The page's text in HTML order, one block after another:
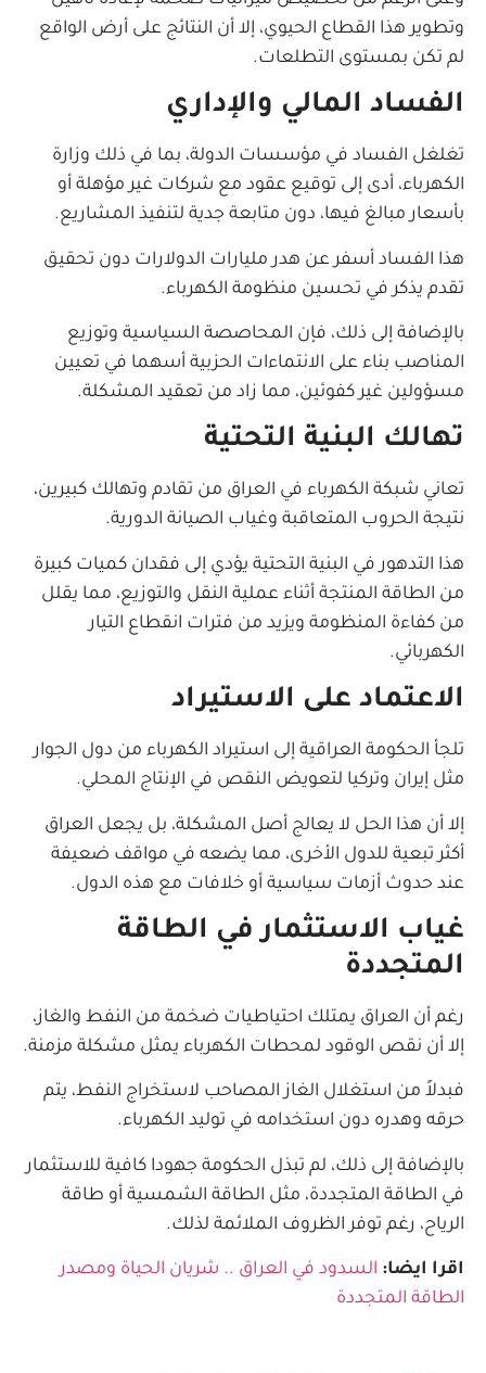
وتطوير هذا القطاع الحيوي، إلا أن النتائج على أرض الواقع
لم تكن بمستوى التطلعات.
الفساد المالي والإداري
تغلغل الفساد في مؤسسات الدولة، بما في ذلك وزارة
الكهرباء، أدى إلى توقيع عقود مع شركات غير مؤهلة أو
بأسعار مبالغ فيها، دون متابعة جدية لتنفيذ المشاريع.
هذا الفساد أسفر عن هدر مليارات الدولارات دون تحقيق
تقدم يذكر في تحسين منظومة الكهرباء.
بالإضافة إلى ذلك، فإن المحاصصة السياسية وتوزيع
المناصب بناء على الانتماءات الحزبية أسهما في تعيين
مسؤولين غير كفوئين، مما زاد من تعقيد المشكلة.
تهالك البنية التحتية
تعاني شبكة الكهرباء في العراق من تقادم وتهالك كبيرين،
نتيجة الحروب المتعاقبة وغياب الصيانة الدورية.
هذا التدهور في البنية التحتية يؤدي إلى فقدان كميات كبيرة
من الطاقة المنتجة أثناء عملية النقل والتوزيع، مما يقلل
من كفاءة المنظومة ويزيد من فترات انقطاع التيار
الكهربائي.
الاعتماد على الاستيراد
تلجأ الحكومة العراقية إلى استيراد الكهرباء من دول الجوار
مثل إيران وتركيا لتعويض النقص في الإنتاج المحلي.
إلا أن هذا الحل لا يعالج أصل المشكلة، بل يجعل العراق
أكثر تبعية للدول الأخرى، مما يضعه في مواقف ضعيفة
عند حدوث أزمات سياسية أو خلافات مع هذه الدول.
غياب الاستثمار في الطاقة
المتجددة
رغم أن العراق يمتلك احتياطيات ضخمة من النفط والغاز،
إلا أن نقص الوقود لمحطات الكهرباء يمثل مشكلة مزمنة.
فبدلاً من استغلال الغاز المصاحب لاستخراج النفط، يتم
حرقه وهدره دون استخدامه في توليد الكهرباء.
بالإضافة إلى ذلك، لم تبذل الحكومة جهودا كافية للاستثمار
في الطاقة المتجددة، مثل الطاقة الشمسية أو طاقة
الرياح، رغم توفر الظروف الملائمة لذلك.
اقرا ايضا: السدود في العراق .. شريان الحياة ومصدر
الطاقة المتجددة